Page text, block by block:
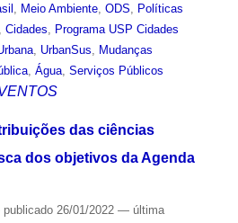
, Meio Ambiente, ODS, Políticas
Cidades, Programa USP Cidades
, UrbanSus, Mudanças
, Água, Serviços Públicos
das ciências
dos objetivos da Agenda
publicado26/01/2022 — última